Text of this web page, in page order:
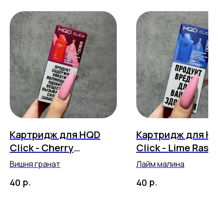
Картридж для HQD
Click - Cherry
Pomegranate (5500
Вишня гранат
40 р.
Картридж для
Click - Lime
(5500 затяжек)
Лайм малина
40 р.